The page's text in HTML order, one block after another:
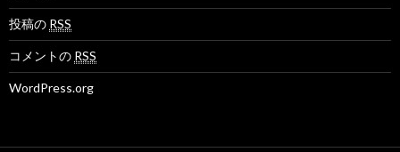
投稿の RSS
コメントの RSS
WordPress.org